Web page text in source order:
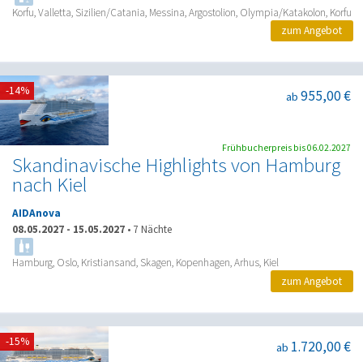
Korfu, Valletta, Sizilien/Catania, Messina, Argostolion, Olympia/Katakolon, Korfu
zum Angebot
Skandinavische Highlights von Hamburg
nach Kiel
ab 955,00 €
AIDAnova
08.05.2027 - 15.05.2027 • 7 Nächte
Hamburg, Oslo, Kristiansand, Skagen, Kopenhagen, Arhus, Kiel
-14%
Frühbucherpreis bis 06.02.2027
zum Angebot
ab 1.720,00 €
-15%